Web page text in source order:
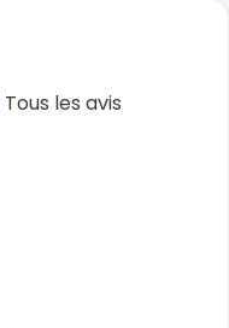
Tous les avis